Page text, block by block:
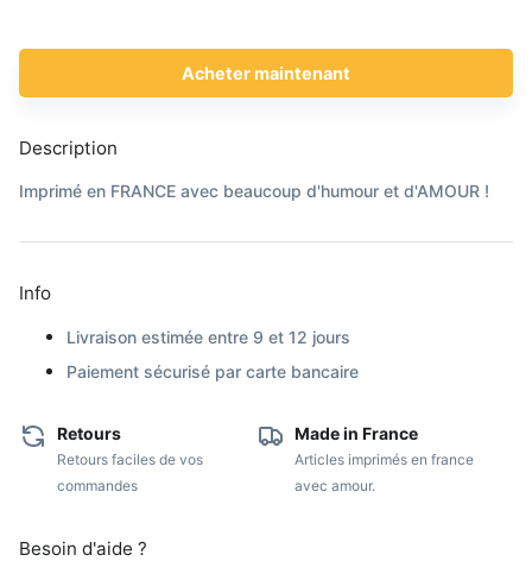
Acheter maintenant
Description
Imprimé en FRANCE avec beaucoup d'humour et d'AMOUR !
Info
Livraison estimée entre 9 et 12 jours
Paiement sécurisé par carte bancaire
Retours
Retours faciles de vos
commandes
Made in France
Articles imprimés en france
avec amour.
Besoin d'aide ?